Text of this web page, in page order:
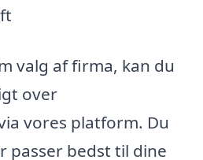
valg af firma, kan du
over
vores platform. Du
passer bedst til dine